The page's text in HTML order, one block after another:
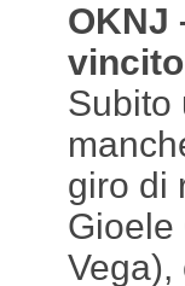
OKNJ
Subito
giro di
Gioele
Vega),